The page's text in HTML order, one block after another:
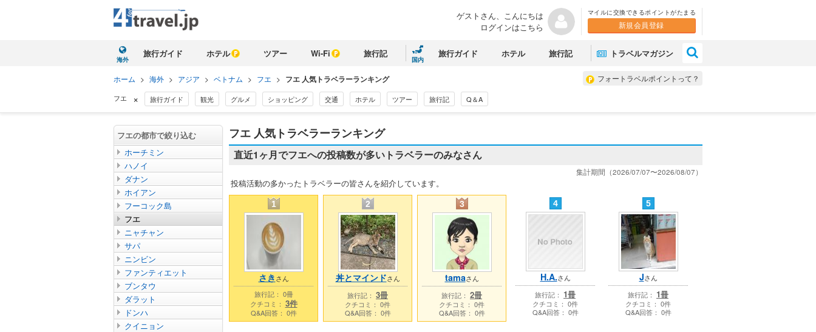
ゲストさん、 こんにちは
ログインはこちら
マイルに交換できるポイントがたまる
新規会員登録
海外
旅行ガイド ホテル ツアー Wi-Fi 旅行記
国内
旅行ガイド ホテル 旅行記 トラベルマガジン
フォートラベルポイントって？
ホーム > 海外 > アジア > ベトナム > フエ > フエ 人気トラベラーランキング
フエ × 旅行ガイド 観光 グルメ ショッピング 交通 ホテル ツアー 旅行記 Q＆A
フエ 人気トラベラーランキング
直近1ヶ月でフエへの投稿数が多いトラベラーのみなさん
集計期間（2026/07/07〜2026/08/07）
投稿活動の多かったトラベラーの皆さんを紹介しています。
1
さきさん
旅行記： 0冊
クチコミ： 3件
Q&A回答： 0件
2
丼とマインドさん
旅行記： 3冊
クチコミ： 0件
Q&A回答： 0件
3
tamaさん
旅行記： 2冊
クチコミ： 0件
Q&A回答： 0件
4
H.A.さん
旅行記： 1冊
クチコミ： 0件
Q&A回答： 0件
5
Jさん
旅行記： 1冊
クチコミ： 0件
Q&A回答： 0件
フエの都市で絞り込む
ホーチミン
ハノイ
ダナン
ホイアン
フーコック島
フエ
ニャチャン
サパ
ニンビン
ファンティエット
ブンタウ
ダラット
ドンハ
クイニョン